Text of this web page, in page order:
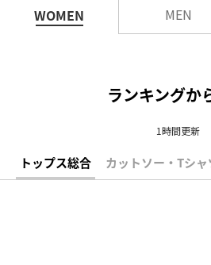
WOMEN MEN
ランキングか
1時間更新
トップス総合 カットソー・Tシャ